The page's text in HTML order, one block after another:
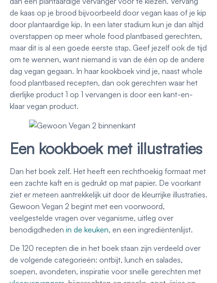
de kaas op je brood bijvoorbeeld door vegan kaas of je kip
door plantaardige kip. In een later stadium kun je dan altijd
overstappen op meer whole food plantbased gerechten,
maar dit is al een goede eerste stap. Geef jezelf ook de tijd
om te wennen, want niemand is van de één op de andere
dag vegan gegaan. In haar kookboek vind je, naast whole
food plantbased recepten, dan ook gerechten waar het
dierlijke product 1 op 1 vervangen is door een kant-en-
klaar vegan product.
Een kookboek met illustraties
Dan het boek zelf. Het heeft een rechthoekig formaat met
een zachte kaft en is gedrukt op mat papier. De voorkant
ziet er meteen aantrekkelijk uit door de kleurrijke illustraties.
Gewoon Vegan 2 begint met een voorwoord,
veelgestelde vragen over veganisme, uitleg over
benodigdheden in de keuken, en een ingrediëntenlijst.
De 120 recepten die in het boek staan zijn verdeeld over
de volgende categorieën: ontbijt, lunch en salades,
soepen, avondeten, inspiratie voor snelle gerechten met